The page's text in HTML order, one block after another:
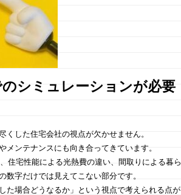
シミュレーションが必要
した住宅会社の視点が欠かせません。
ンテナンスにも向き合ってきています。
住宅性能による光熱費の違い、間取りによる暮ら
字だけでは見えてこない部分です。
た場合どうなるか」という視点で考えられる点が